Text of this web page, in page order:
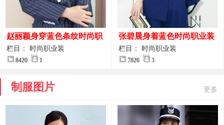
赵丽颖身穿蓝色条纹时尚职
业装图片
栏目： 时尚职业装
8420 1
张碧晨身着蓝色时尚职业装
服装图片
栏目： 时尚职业装
7826 3
制服图片 更多